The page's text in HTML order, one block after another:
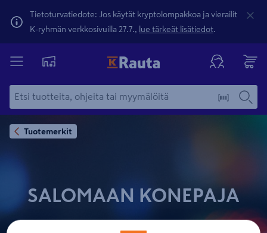
Tietoturvatiedote: Jos käytät kryptolompakkoa ja vierailit
K-ryhmän verkkosivuilla 27.7., lue tärkeät lisätiedot.
Tuotemerkit
SALOMAAN KONEPAJA